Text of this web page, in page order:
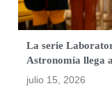
La serie
Astronomía llega
julio 15, 2026